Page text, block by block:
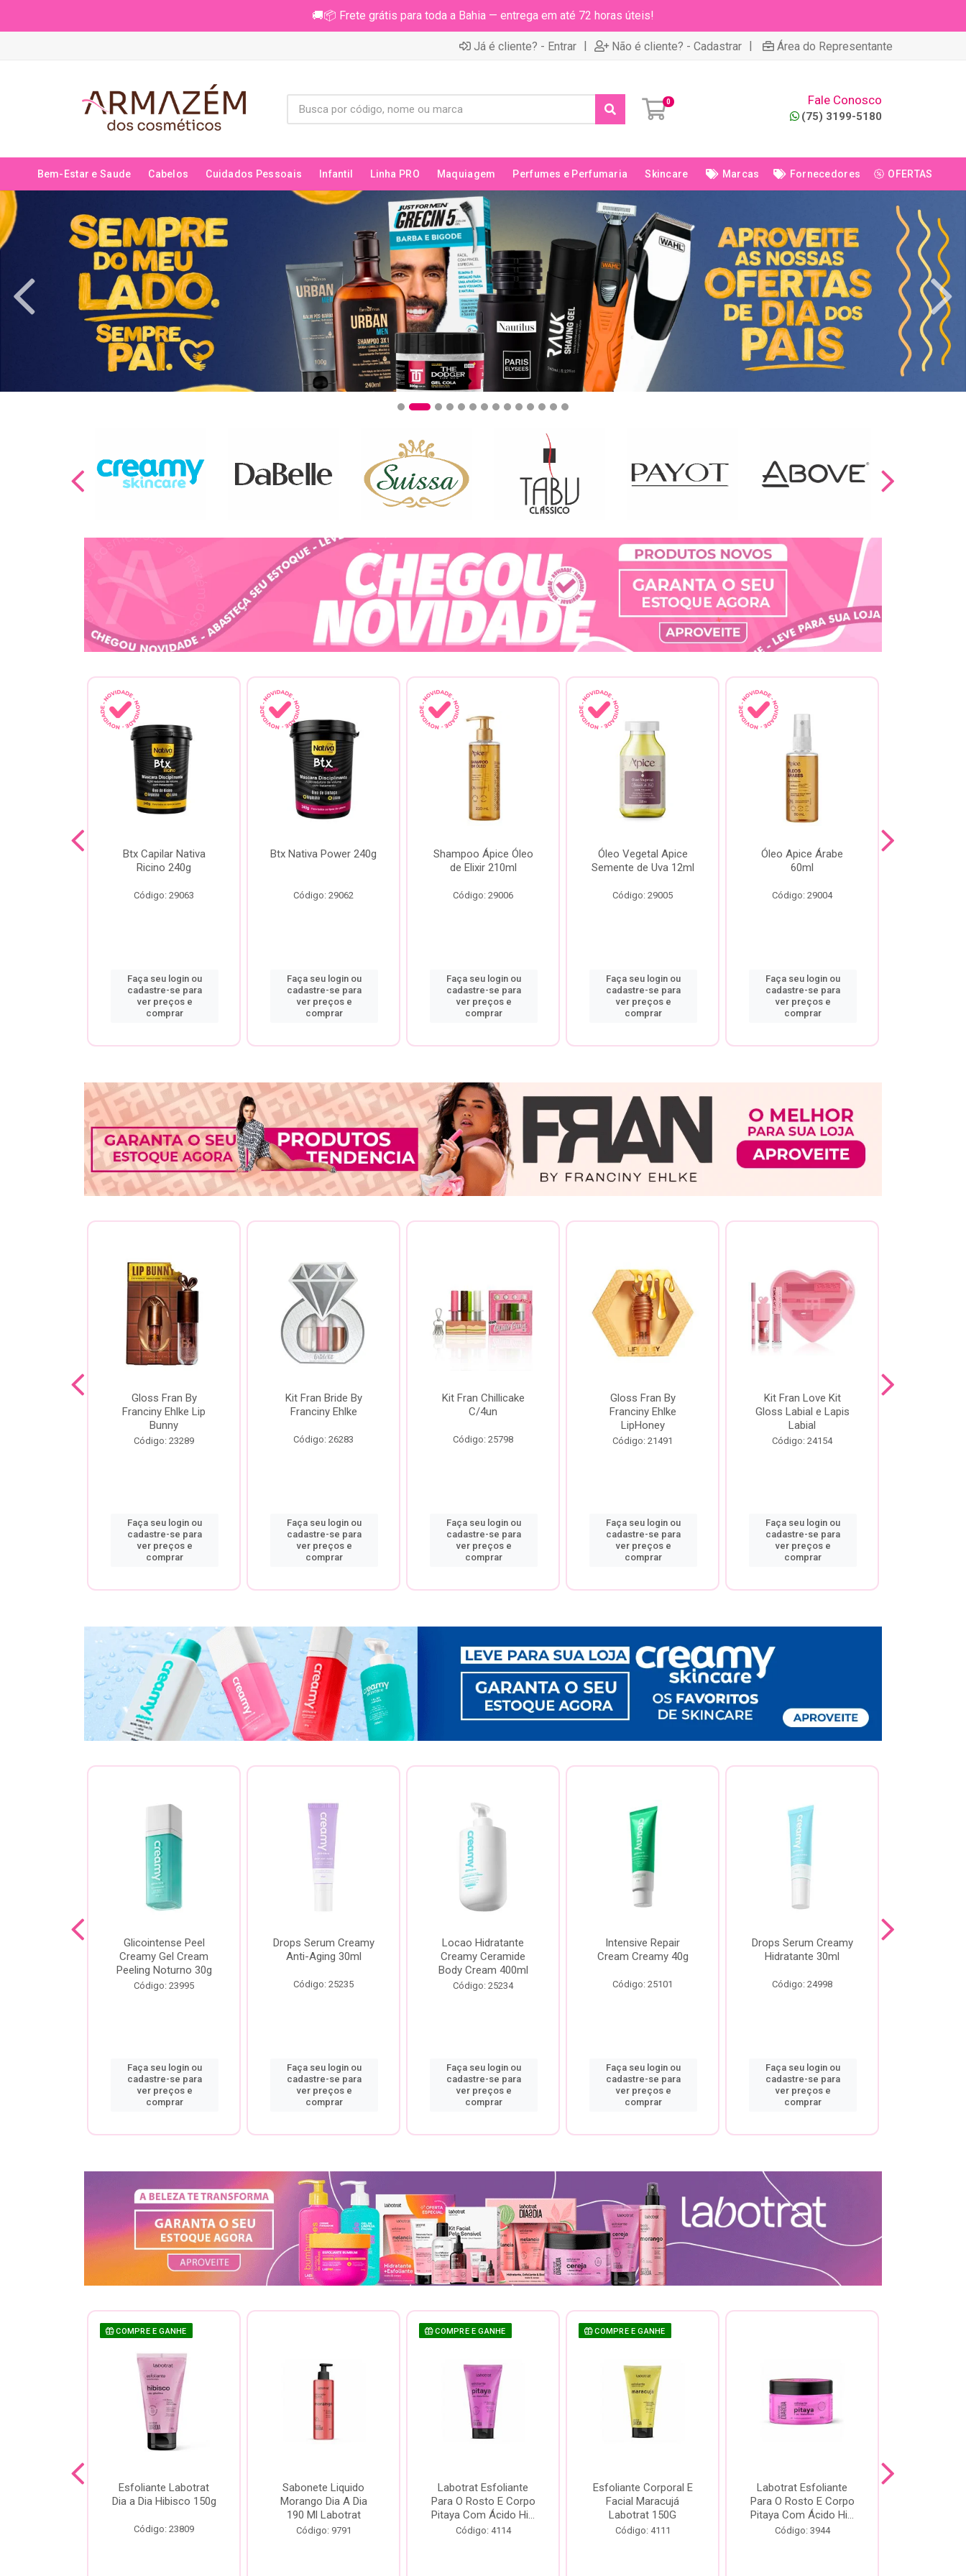
🚚📦 Frete grátis para toda a Bahia — entrega em até 72 horas úteis!
Já é cliente? - Entrar | Não é cliente? - Cadastrar | Área do Representante
0 Fale Conosco
(75) 3199-5180
Bem-Estar e Saude Cabelos Cuidados Pessoais Infantil Linha PRO Maquiagem Perfumes e Perfumaria Skincare Marcas Fornecedores OFERTAS
Btx Capilar Nativa
Ricino 240g
Código: 29063
Faça seu login ou
cadastre-se para
ver preços e
comprar
Btx Nativa Power 240g
Código: 29062
Faça seu login ou
cadastre-se para
ver preços e
comprar
Shampoo Ápice Óleo
de Elixir 210ml
Código: 29006
Faça seu login ou
cadastre-se para
ver preços e
comprar
Óleo Vegetal Apice
Semente de Uva 12ml
Código: 29005
Faça seu login ou
cadastre-se para
ver preços e
comprar
Óleo Apice Árabe
60ml
Código: 29004
Faça seu login ou
cadastre-se para
ver preços e
comprar
Gloss Fran By
Franciny Ehlke Lip
Bunny
Código: 23289
Faça seu login ou
cadastre-se para
ver preços e
comprar
Kit Fran Bride By
Franciny Ehlke
Código: 26283
Faça seu login ou
cadastre-se para
ver preços e
comprar
Kit Fran Chillicake
C/4un
Código: 25798
Faça seu login ou
cadastre-se para
ver preços e
comprar
Gloss Fran By
Franciny Ehlke
LipHoney
Código: 21491
Faça seu login ou
cadastre-se para
ver preços e
comprar
Kit Fran Love Kit
Gloss Labial e Lapis
Labial
Código: 24154
Faça seu login ou
cadastre-se para
ver preços e
comprar
Glicointense Peel
Creamy Gel Cream
Peeling Noturno 30g
Código: 23995
Faça seu login ou
cadastre-se para
ver preços e
comprar
Drops Serum Creamy
Anti-Aging 30ml
Código: 25235
Faça seu login ou
cadastre-se para
ver preços e
comprar
Locao Hidratante
Creamy Ceramide
Body Cream 400ml
Código: 25234
Faça seu login ou
cadastre-se para
ver preços e
comprar
Intensive Repair
Cream Creamy 40g
Código: 25101
Faça seu login ou
cadastre-se para
ver preços e
comprar
Drops Serum Creamy
Hidratante 30ml
Código: 24998
Faça seu login ou
cadastre-se para
ver preços e
comprar
COMPRE E GANHE
Esfoliante Labotrat
Dia a Dia Hibisco 150g
Código: 23809
Sabonete Liquido
Morango Dia A Dia
190 Ml Labotrat
Código: 9791
COMPRE E GANHE
Labotrat Esfoliante
Para O Rosto E Corpo
Pitaya Com Ácido Hi...
Código: 4114
COMPRE E GANHE
Esfoliante Corporal E
Facial Maracujá
Labotrat 150G
Código: 4111
Labotrat Esfoliante
Para O Rosto E Corpo
Pitaya Com Ácido Hi...
Código: 3944